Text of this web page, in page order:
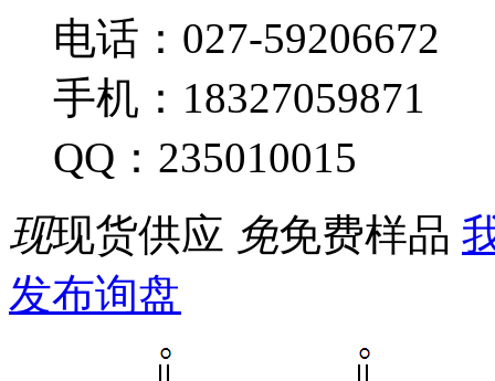
电话：027-59206672
手机：18327059871
QQ：235010015
现现货供应 免免费样品
发布询盘